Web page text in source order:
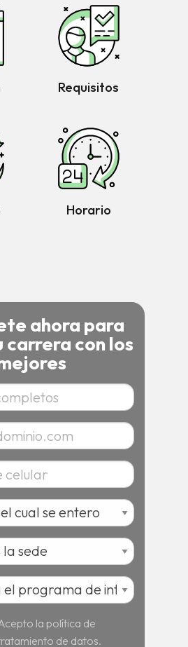
Requisitos
Horario
ahora para
carrera con los
la política de
de datos.